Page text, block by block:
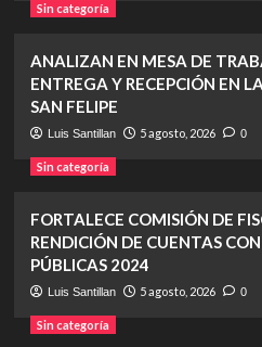
Sin categoría
ANALIZAN EN MESA DE
ENTREGA Y RECEPCIÓN EN
SAN FELIPE
Luis Santillan 5 agosto, 2026 0
Sin categoría
FORTALECE COMISIÓN DE
RENDICIÓN DE CUENTAS
PÚBLICAS 2024
Luis Santillan 5 agosto, 2026 0
Sin categoría